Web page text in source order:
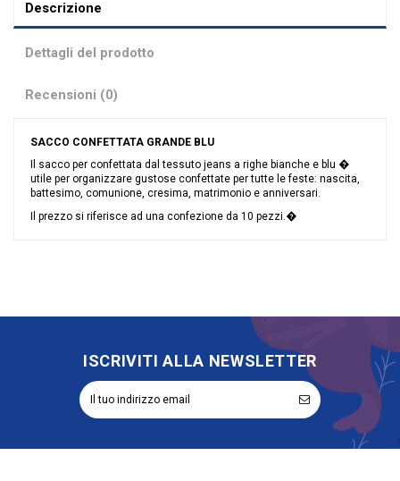
Descrizione
Dettagli del prodotto
Recensioni (0)
SACCO CONFETTATA GRANDE BLU
Il sacco per confettata dal tessuto jeans a righe bianche e blu �
utile per organizzare gustose confettate per tutte le feste: nascita,
battesimo, comunione, cresima, matrimonio e anniversari.
Il prezzo si riferisce ad una confezione da 10 pezzi.�
ISCRIVITI ALLA NEWSLETTER